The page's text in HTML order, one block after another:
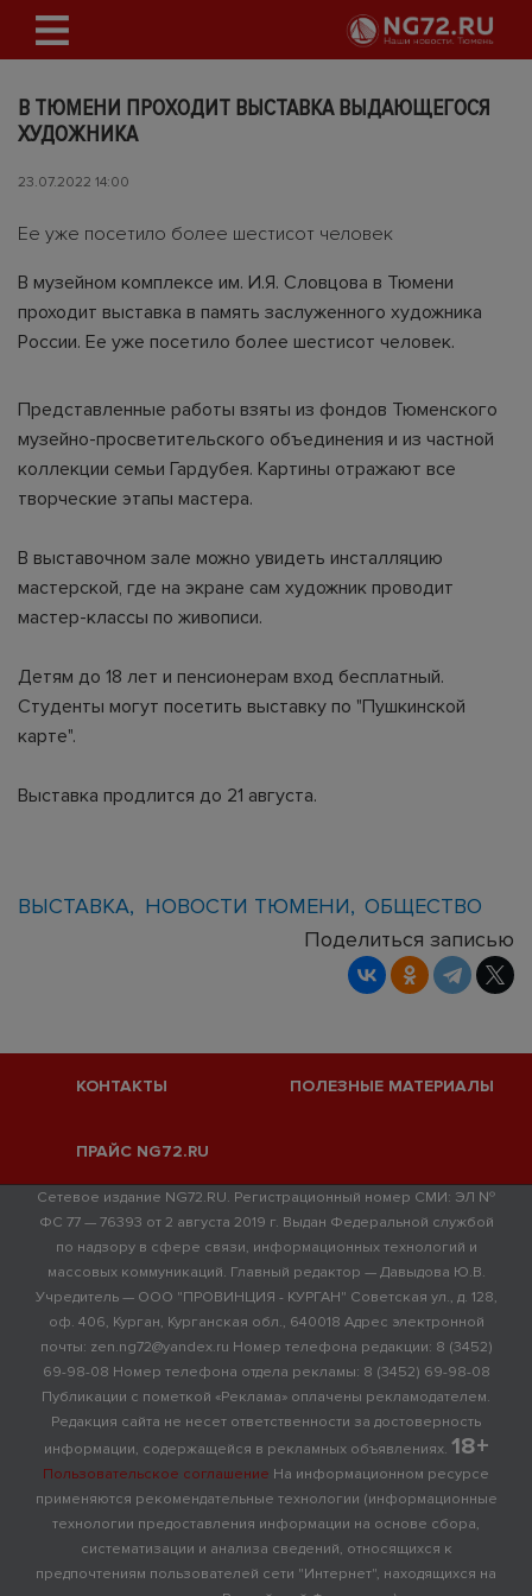
В ТЮМЕНИ ПРОХОДИТ ВЫСТАВКА ВЫДАЮЩЕГОСЯ
ХУДОЖНИКА
23.07.2022 14:00
Ее уже посетило более шестисот человек
В музейном комплексе им. И.Я. Словцова в Тюмени
проходит выставка в память заслуженного художника
России. Ее уже посетило более шестисот человек.
Представленные работы взяты из фондов Тюменского
музейно-просветительского объединения и из частной
коллекции семьи Гардубея. Картины отражают все
творческие этапы мастера.
В выставочном зале можно увидеть инсталляцию
мастерской, где на экране сам художник проводит
мастер-классы по живописи.
Детям до 18 лет и пенсионерам вход бесплатный.
Студенты могут посетить выставку по "Пушкинской
карте".
Выставка продлится до 21 августа.
ВЫСТАВКА НОВОСТИ ТЮМЕНИ
ОБЩЕСТВО
Поделиться записью
КОНТАКТЫ ПОЛЕЗНЫЕ МАТЕРИАЛЫ
ПРАЙС NG72.RU
Сетевое издание NG72.RU. Регистрационный номер СМИ: ЭЛ №
ФС 77 — 76393 от 2 августа 2019 г. Выдан Федеральной службой
по надзору в сфере связи, информационных технологий и
массовых коммуникаций. Главный редактор — Давыдова Ю.В.
Учредитель — ООО "ПРОВИНЦИЯ - КУРГАН" Советская ул., д. 128,
оф. 406, Курган, Курганская обл., 640018 Адрес электронной
почты: zen.ng72@yandex.ru Номер телефона редакции: 8 (3452)
69-98-08 Номер телефона отдела рекламы: 8 (3452) 69-98-08
Публикации с пометкой «Реклама» оплачены рекламодателем.
Редакция сайта не несет ответственности за достоверность
информации, содержащейся в рекламных объявлениях. 18+
Пользовательское соглашение На информационном ресурсе
применяются рекомендательные технологии (информационные
технологии предоставления информации на основе сбора,
систематизации и анализа сведений, относящихся к
предпочтениям пользователей сети "Интернет", находящихся на